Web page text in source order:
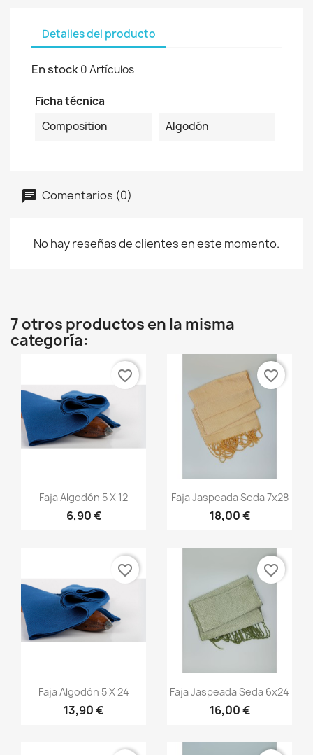
Detalles del producto
En stock0 Artículos
Ficha técnica
Composition
Algodón
Comentarios (0)
No hay reseñas de clientes en este momento.
7 otros productos en la misma
categoría:
Vista rápida
+20
Faja Algodón 5 X 12
6,90 €
favorite_border
Vista rápida
+13
Faja Jaspeada Seda 7x28
18,00 €
favorite_border
 Vista rápida
+20
Faja Algodón 5 X 24
13,90 €
favorite_border
Vista rápida
+13
Faja Jaspeada Seda 6x24
16,00 €
favorite_border